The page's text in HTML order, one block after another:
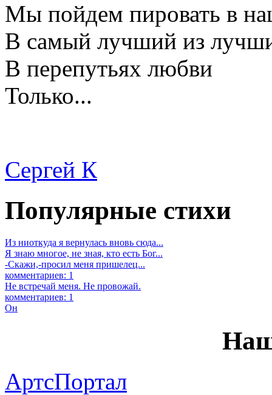
Мы пойдем пировать в
В самый лучший из
В перепутьях любви
Только...
Сергей К
Популярные стихи
Из ниоткуда я вернулась вновь сюда...
Я знаю многое, не зная, кто есть Бог...
-Скажи,-просил меня пришелец...
комментариев: 1
Не встречай меня. Не провожай.
комментариев: 1
Он
АртсПортал